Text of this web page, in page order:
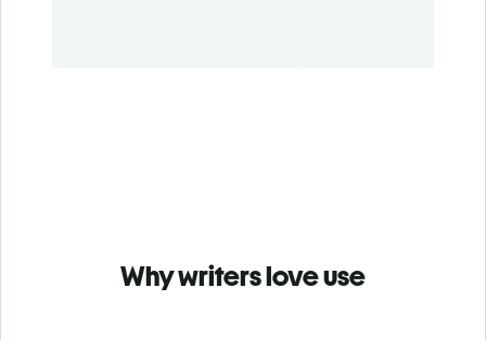
Why writers love use